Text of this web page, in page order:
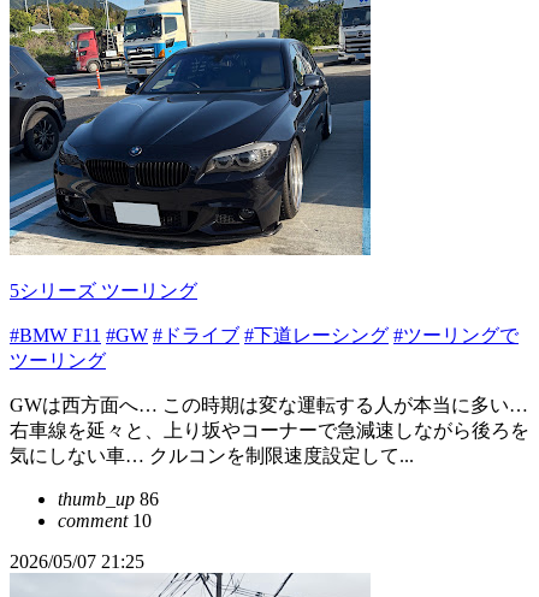
5シリーズ ツーリング
#BMW F11 #GW #ドライブ #下道レーシング #ツーリングで
ツーリング
GWは西方面へ… この時期は変な運転する人が本当に多い…
右車線を延々と、上り坂やコーナーで急減速しながら後ろを
気にしない車… クルコンを制限速度設定して...
thumb_up 86
comment10
2026/05/07 21:25